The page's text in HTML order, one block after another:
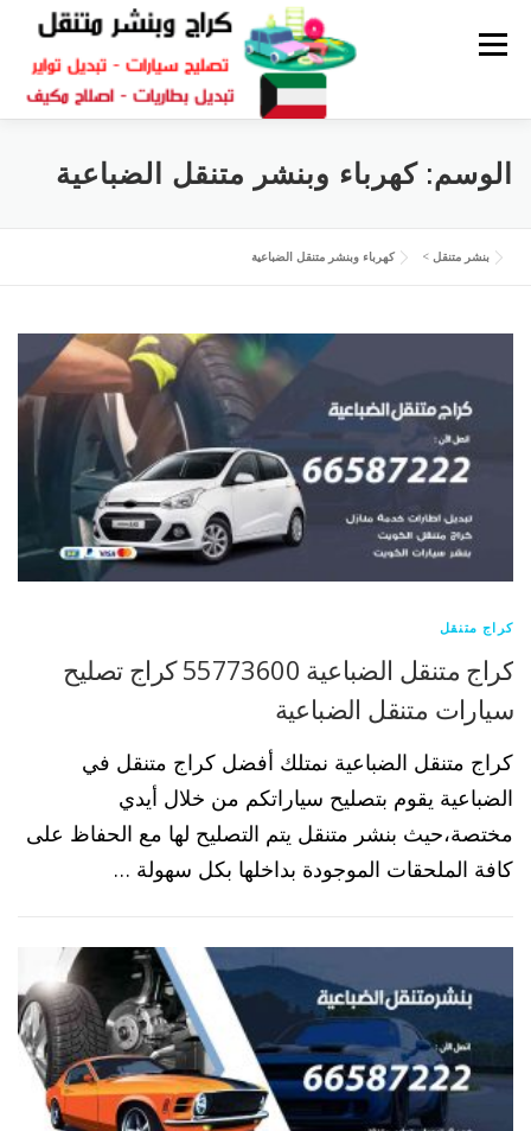
القائمة
كراج تصليح سيارات بنشر الكويت كراج متنقل
سكراب قطع غيار
الوسم:كهرباء وبنشر متنقل الضباعية
بنشر متنقل > كهرباء وبنشر متنقل الضباعية
كراج متنقل
كراج متنقل الضباعية 55773600 كراج تصليح
سيارات متنقل الضباعية
كراج متنقل الضباعية نمتلك أفضل كراج متنقل في
الضباعية يقوم بتصليح سياراتكم من خلال أيدي
مختصة،حيث بنشر متنقل يتم التصليح لها مع الحفاظ على
كافة الملحقات الموجودة بداخلها بكل سهولة …